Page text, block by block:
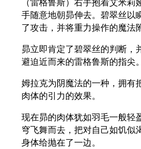
手随意地朝昴伸去。碧翠丝以
了攻击，并将重力操作的魔法
昴立即肯定了碧翠丝的判断，
避迫近而来的雷格鲁斯的指尖。
姆拉克为阴魔法的一种，拥有
肉体的引力的效果。
现在昴的肉体犹如羽毛一般轻
穹飞舞而去，把对自己如饥似
身体给抛在了一边。